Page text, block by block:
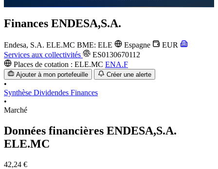
Finances ENDESA,S.A.
Endesa, S.A. ELE.MC BME: ELE Espagne
EUR
Services aux collectivités
ES0130670112
Places de cotation : ELE.MC ENA.F
Ajouter à mon portefeuille Créer une alerte
•
Synthèse Dividendes Finances
•
Marché
Données financières ENDESA,S.A.
ELE.MC
42,24 €